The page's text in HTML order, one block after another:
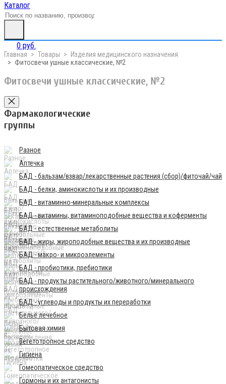
Каталог
0 руб.
Главная Товары
Изделия медицинского назначения
Фитосвечи ушные классические, №2
Фитосвечи ушные классические, №2
Фармакологические
группы
Разное
Аптечка
БАД - бальзам/взвар/лекарственные растения (сбор)/фиточай/чай
БАД - белки, аминокислоты и их производные
БАД - витаминно-минеральные комплексы
БАД - витамины, витаминоподобные вещества и коферменты
БАД - естественные метаболиты
БАД - жиры, жироподобные вещества и их производные
БАД - макро- и микроэлементы
БАД - пробиотики, пребиотики
БАД - продукты растительного/животного/минерального
происхождения
БАД - углеводы и продукты их переработки
Бельё лечебное
Бытовая химия
Вегетотропное средство
Гигиена
Гомеопатическое средство
Гормоны и их антагонисты